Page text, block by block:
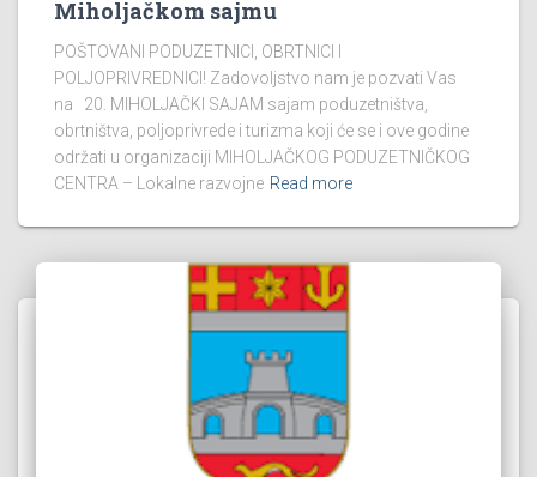
Miholjačkom sajmu
POŠTOVANI PODUZETNICI, OBRTNICI I
POLJOPRIVREDNICI! Zadovoljstvo nam je pozvati Vas
na 20. MIHOLJAČKI SAJAM sajam poduzetništva,
obrtništva, poljoprivrede i turizma koji će se i ove godine
održati u organizaciji MIHOLJAČKOG PODUZETNIČKOG
CENTRA – Lokalne razvojne Read more